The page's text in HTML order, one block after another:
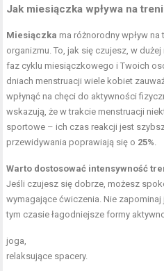
Jak miesiączka wpływa na
Miesiączka ma różnorodny wpływ
organizmu. To, jak się czujesz, w
faz cyklu miesiączkowego i Twoich
dniach menstruacji wiele kobiet
wpłynąć na chęci do aktywności
wskazują, że w trakcie menstruacji
sportowe – ich czas reakcji jest
przewidywania poprawiają się o 25%.
Warto dostosować intensywność
Jeśli czujesz się dobrze, możesz
wymagające ćwiczenia. Nie
tym czasie łagodniejsze formy
joga,
relaksujące spacery.